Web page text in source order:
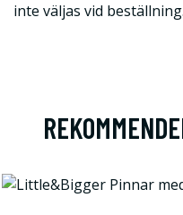
inte väljas vid beställning.